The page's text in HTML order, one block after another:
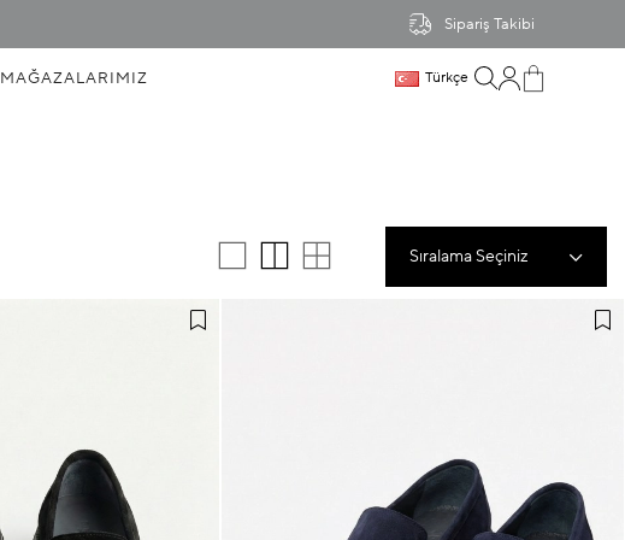
Sipariş Takibi
MAĞAZALARIMIZ Türkçe